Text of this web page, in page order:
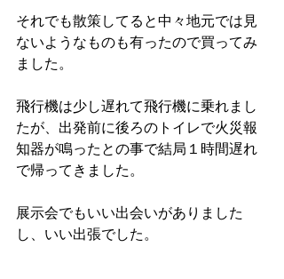
それでも散策してると中々地元では見
ないようなものも有ったので買ってみ
ました。
飛行機は少し遅れて飛行機に乗れまし
たが、出発前に後ろのトイレで火災報
知器が鳴ったとの事で結局１時間遅れ
で帰ってきました。
展示会でもいい出会いがありました
し、いい出張でした。